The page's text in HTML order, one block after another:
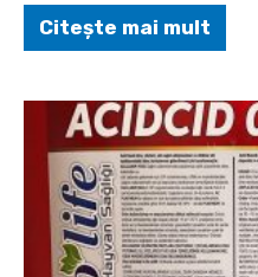
Citește mai mult